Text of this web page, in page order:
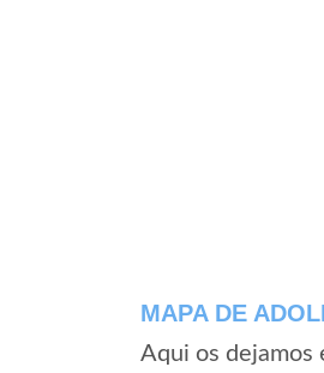
MAPA DE
Aqui os dejamos